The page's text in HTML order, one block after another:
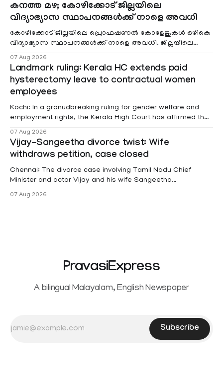
കനത്ത മഴ; കോഴിക്കോട് ജില്ലയിലെ
വിദ്യാഭ്യാസ സ്ഥാപനങ്ങൾക്ക് നാളെ അവധി
കോഴിക്കോട് ജില്ലയിലെ പ്രൊഫഷണൽ കോളേജുകൾ ഒഴികെ
വിദ്യാഭ്യാസ സ്ഥാപനങ്ങൾക്ക് നാളെ അവധി. ജില്ലയിലെ
07 Aug 2026
Landmark ruling: Kerala HC extends paid
hysterectomy leave to contractual women
employees
Kochi: In a gronudbreaking ruling for gender welfare and
employment rights, the Kerala High Court has affirmed that
projects are eligible for paid medical leave following
hysterectomy surgery under the Kerala Service Rules
(KSR). The court noted that since essential benefits like
maternity
07 Aug 2026
Vijay-Sangeetha divorce twist: Wife
withdraws petition, case closed
Chennai: The divorce case involving Tamil Nadu Chief
Minister and actor Vijay and his wife Sangeetha
Sowrnalingam has taken a new turn after Sangeetha
07 Aug 2026
PravasiExpress
A bilingual Malayalam, English Newspaper
Subscribe